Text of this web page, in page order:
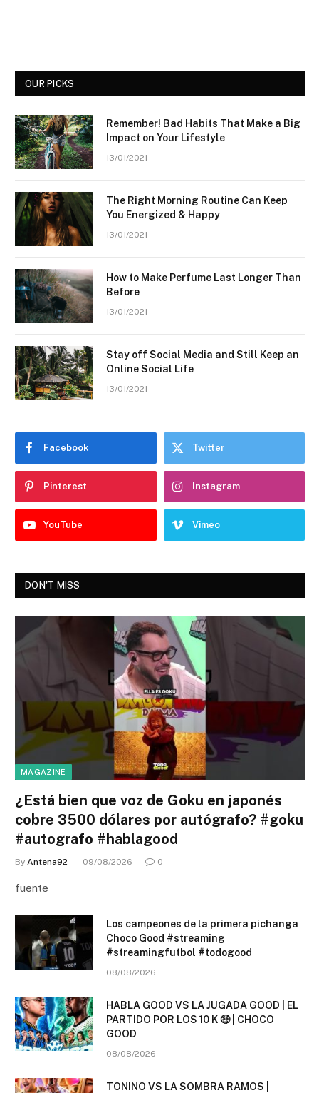
OUR PICKS
Remember! Bad Habits That Make a Big
Impact on Your Lifestyle
13/01/2021
The Right Morning Routine Can Keep
You Energized & Happy
13/01/2021
How to Make Perfume Last Longer Than
Before
13/01/2021
Stay off Social Media and Still Keep an
Online Social Life
13/01/2021
Facebook Twitter
Pinterest Instagram
YouTube Vimeo
DON'T MISS
MAGAZINE
¿Está bien que voz de Goku en japonés
cobre 3500 dólares por autógrafo? #goku
#autografo #hablagood
By Antena92 09/08/2026 0
fuente
Los campeones de la primera pichanga
Choco Good #streaming
#streamingfutbol #todogood
08/08/2026
HABLA GOOD VS LA JUGADA GOOD | EL
PARTIDO POR LOS 10 K 🤑 | CHOCO
GOOD
08/08/2026
TONINO VS LA SOMBRA RAMOS |